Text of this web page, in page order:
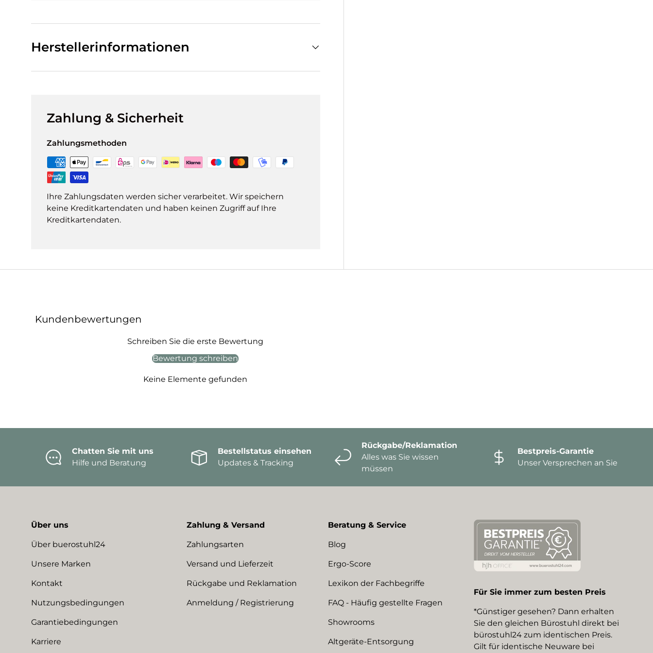
Herstellerinformationen
Zahlung & Sicherheit
Zahlungsmethoden
Ihre Zahlungsdaten werden sicher verarbeitet. Wir speichern
keine Kreditkartendaten und haben keinen Zugriff auf Ihre
Kreditkartendaten.
Kundenbewertungen
Schreiben Sie die erste Bewertung
Bewertung schreiben
Keine Elemente gefunden
Chatten Sie mit uns
Hilfe und Beratung
Bestellstatus einsehen
Updates & Tracking
Rückgabe/Reklamation
Alles was Sie wissen
müssen
Bestpreis-Garantie
Unser Versprechen an Sie
Über uns
Über buerostuhl24
Unsere Marken
Kontakt
Nutzungsbedingungen
Garantiebedingungen
Karriere
Zahlung & Versand
Zahlungsarten
Versand und Lieferzeit
Rückgabe und Reklamation
Anmeldung / Registrierung
Beratung & Service
Blog
Ergo-Score
Lexikon der Fachbegriffe
FAQ - Häufig gestellte Fragen
Showrooms
Altgeräte-Entsorgung
Für Sie immer zum besten Preis
*Günstiger gesehen? Dann erhalten
Sie den gleichen Bürostuhl direkt bei
bürostuhl24 zum identischen Preis.
Gilt für identische Neuware bei